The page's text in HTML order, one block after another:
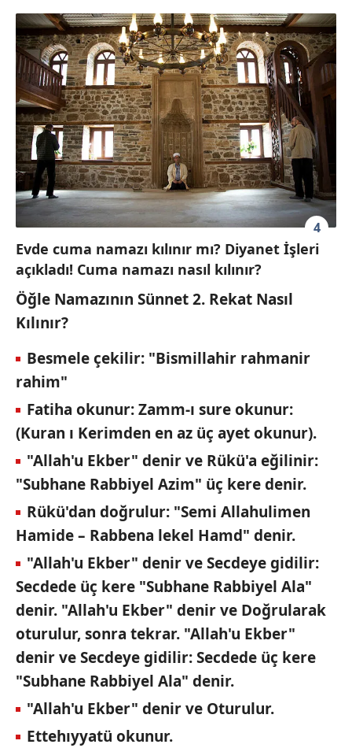
4
Evde cuma namazı kılınır mı? Diyanet İşleri
açıkladı! Cuma namazı nasıl kılınır?
Öğle Namazının Sünnet 2. Rekat Nasıl
Kılınır?
Besmele çekilir: "Bismillahir rahmanir
rahim"
Fatiha okunur: Zamm-ı sure okunur:
(Kuran ı Kerimden en az üç ayet okunur).
"Allah'u Ekber" denir ve Rükü'a eğilinir:
"Subhane Rabbiyel Azim" üç kere denir.
Rükü'dan doğrulur: "Semi Allahulimen
Hamide – Rabbena lekel Hamd" denir.
"Allah'u Ekber" denir ve Secdeye gidilir:
Secdede üç kere "Subhane Rabbiyel Ala"
denir. "Allah'u Ekber" denir ve Doğrularak
oturulur, sonra tekrar. "Allah'u Ekber"
denir ve Secdeye gidilir: Secdede üç kere
"Subhane Rabbiyel Ala" denir.
"Allah'u Ekber" denir ve Oturulur.
Ettehıyyatü okunur.